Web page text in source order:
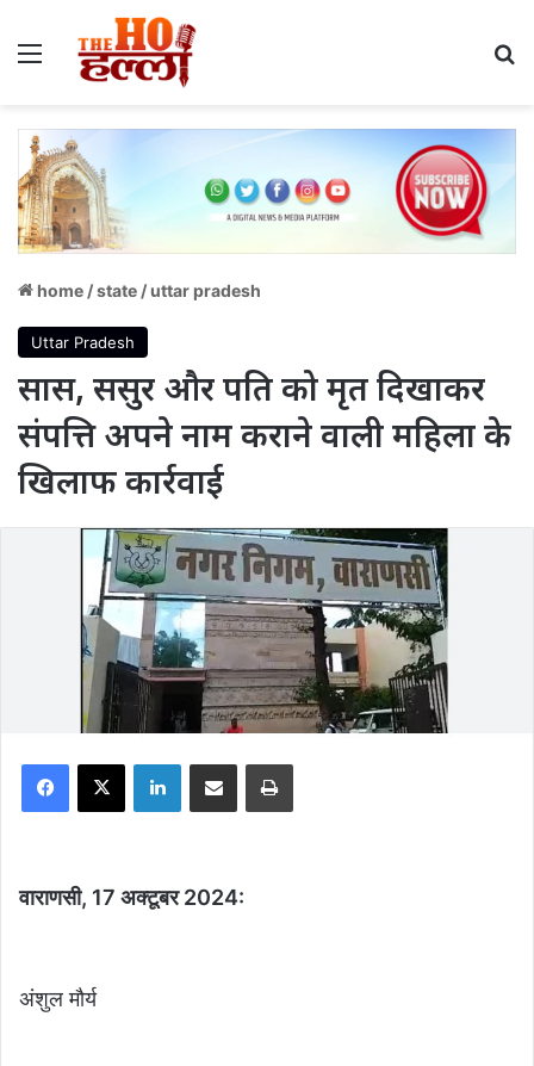
Menu
home /state /uttar pradesh
Uttar Pradesh
सास, ससुर और पति को मृत दिखाकर
संपत्ति अपने नाम कराने वाली महिला के
खिलाफ कार्रवाई
Facebook
X LinkedInShare via Email Print
वाराणसी, 17 अक्टूबर 2024:
अंशुल मौर्य